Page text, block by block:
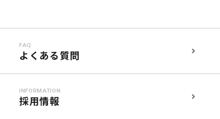
FAQ
よくある質問
INFORMATION
採用情報